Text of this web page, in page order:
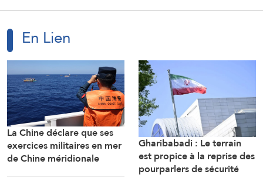
En Lien
La Chine déclare que ses
exercices militaires en mer
de Chine méridionale
Gharibabadi : Le terrain
est propice à la reprise des
pourparlers de sécurité